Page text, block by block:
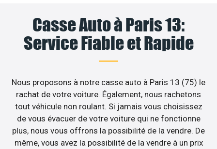
Casse Auto à Paris 13:
Service Fiable et Rapide
Nous proposons à notre casse auto à Paris 13 (75) le
rachat de votre voiture. Également, nous rachetons
tout véhicule non roulant. Si jamais vous choisissez
de vous évacuer de votre voiture qui ne fonctionne
plus, nous vous offrons la possibilité de la vendre. De
même, vous avez la possibilité de la vendre à un prix